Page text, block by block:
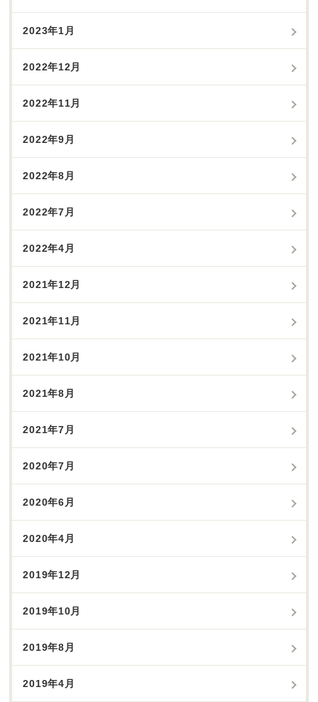
2023年1月
2022年12月
2022年11月
2022年9月
2022年8月
2022年7月
2022年4月
2021年12月
2021年11月
2021年10月
2021年8月
2021年7月
2020年7月
2020年6月
2020年4月
2019年12月
2019年10月
2019年8月
2019年4月